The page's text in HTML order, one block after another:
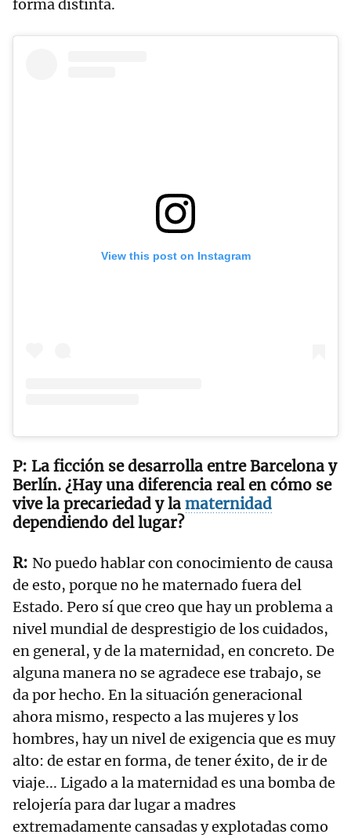
forma distinta.
View this post on Instagram
La ficción se desarrolla entre Barcelona y
Berlín. ¿Hay una diferencia real en cómo se
vive la precariedad y la maternidad
dependiendo del lugar?
No puedo hablar con conocimiento de causa
de esto, porque no he maternado fuera del
Estado. Pero sí que creo que hay un problema a
nivel mundial de desprestigio de los cuidados,
en general, y de la maternidad, en concreto. De
alguna manera no se agradece ese trabajo, se
da por hecho. En la situación generacional
ahora mismo, respecto a las mujeres y los
hombres, hay un nivel de exigencia que es muy
alto: de estar en forma, de tener éxito, de ir de
viaje... Ligado a la maternidad es una bomba de
relojería para dar lugar a madres
extremadamente cansadas y explotadas como